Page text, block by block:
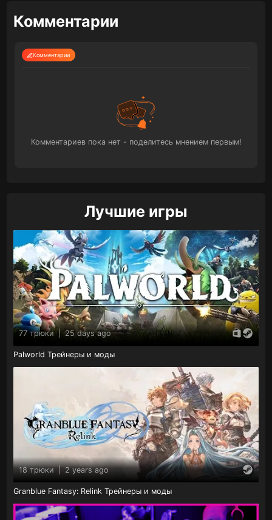
Комментарии
Комментарии
Комментариев пока нет - поделитесь мнением первым!
Лучшие игры
77 трюки | 25 days ago
Palworld Трейнеры и моды
18 трюки | 2 years ago
Granblue Fantasy: Relink Трейнеры и моды